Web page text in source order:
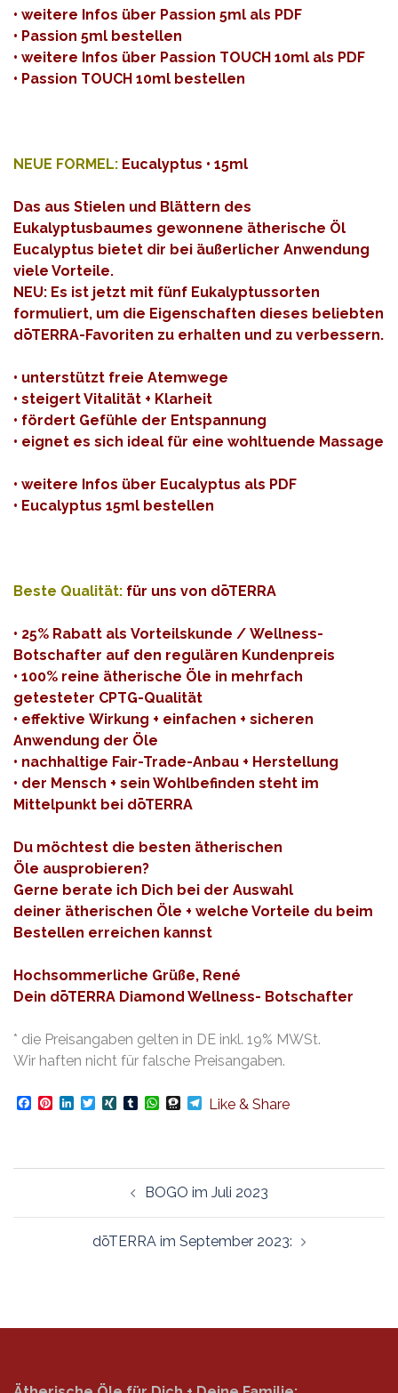
• weitere Infos über Passion 5ml als PDF
• Passion 5ml bestellen
• weitere Infos über Passion TOUCH 10ml als PDF
• Passion TOUCH 10ml bestellen
NEUE FORMEL: Eucalyptus • 15ml
Das aus Stielen und Blättern des
Eukalyptusbaumes gewonnene ätherische Öl
Eucalyptus bietet dir bei äußerlicher Anwendung
viele Vorteile.
NEU: Es ist jetzt mit fünf Eukalyptussorten
formuliert, um die Eigenschaften dieses beliebten
dōTERRA-Favoriten zu erhalten und zu verbessern.
• unterstützt freie Atemwege
• steigert Vitalität + Klarheit
• fördert Gefühle der Entspannung
• eignet es sich ideal für eine wohltuende Massage
• weitere Infos über Eucalyptus als PDF
• Eucalyptus 15ml bestellen
Beste Qualität: für uns von dōTERRA
• 25% Rabatt als Vorteilskunde / Wellness-
Botschafter auf den regulären Kundenpreis
• 100% reine ätherische Öle in mehrfach
getesteter CPTG-Qualität
• effektive Wirkung + einfachen + sicheren
Anwendung der Öle
• nachhaltige Fair-Trade-Anbau + Herstellung
• der Mensch + sein Wohlbefinden steht im
Mittelpunkt bei dōTERRA
Du möchtest die besten ätherischen
Öle ausprobieren?
Gerne berate ich Dich bei der Auswahl
deiner ätherischen Öle + welche Vorteile du beim
Bestellen erreichen kannst
Hochsommerliche Grüße, René
Dein dōTERRA Diamond Wellness- Botschafter
* die Preisangaben gelten in DE inkl. 19% MWSt.
Wir haften nicht für falsche Preisangaben.
Facebook
Pinterest
LinkedIn
TwitterXINGTumblrWhatsApp
Threema
Telegram
Like & Share
BOGO im Juli 2023
dōTERRA im September 2023: